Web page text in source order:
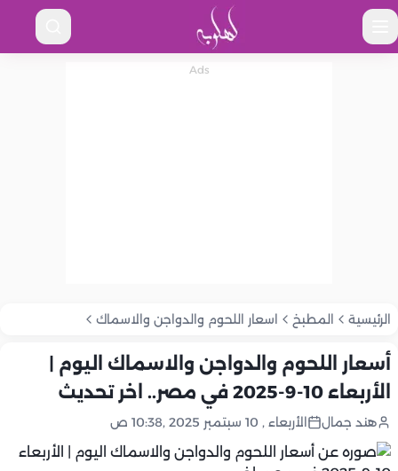
الرئيسية المطبخ اسعار اللحوم والدواجن والاسماك
أسعار اللحوم والدواجن والاسماك اليوم |
الأربعاء 10-9-2025 في مصر.. اخر تحديث
هند جمال الأربعاء , 10 سبتمبر 2025 ,10:38 ص